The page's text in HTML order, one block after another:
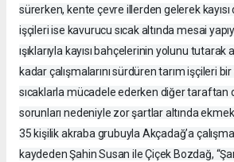
sürerken, kente çevre illerden gelerek kayısı
işçileri ise kavurucu sıcak altında mesai
ışıklarıyla kayısı bahçelerinin yolunu
kadar çalışmalarını sürdüren tarım işçileri
sıcaklarla mücadele ederken diğer taraftan
sorunları nedeniyle zor şartlar altında
35 kişilik akraba grubuyla Akçadağ’a
kaydeden Şahin Susan ile Çiçek Bozdağ,